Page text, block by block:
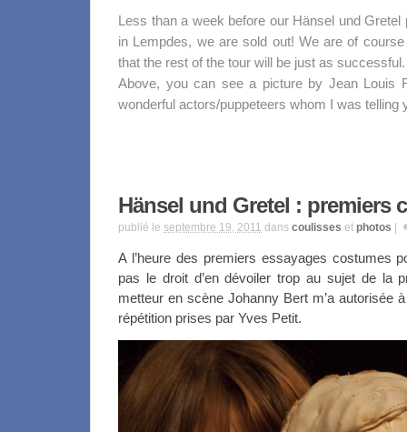
Less than a week before our Hänsel und
in Lempdes, we are sold out! We are of
that the rest of the tour will be just as successful.
Above, you can see a picture by Jean Louis
wonderful actors/puppeteers whom I was telling
Hänsel und Gretel : premiers
publié le septembre 19, 2011 dans coulisses et photos
A l’heure des premiers essayages costumes
pas le droit d’en dévoiler trop au sujet de la
metteur en scène Johanny Bert m’a autorisée
répétition prises par Yves Petit.